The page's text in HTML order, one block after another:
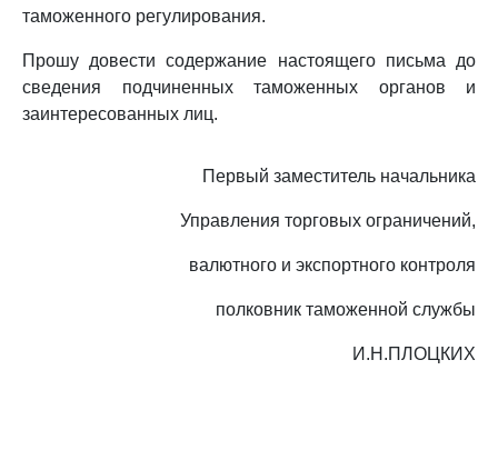
таможенного регулирования.
Прошу довести содержание настоящего письма до
сведения подчиненных таможенных органов и
заинтересованных лиц.
Первый заместитель начальника
Управления торговых ограничений,
валютного и экспортного контроля
полковник таможенной службы
И.Н.ПЛОЦКИХ